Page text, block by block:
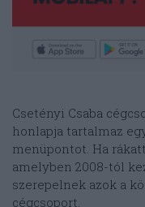
Csetényi Csaba
honlapja tartalmaz
menüpontot. Ha
amelyben 2008-tól
szerepelnek azok a
cégcsoport.